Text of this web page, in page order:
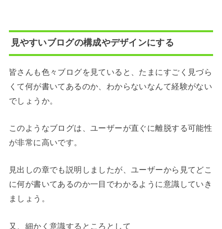
見やすいブログの構成やデザインにする
皆さんも色々ブログを見ていると、たまにすごく見づら
くて何が書いてあるのか、わからないなんて経験がない
でしょうか。
このようなブログは、ユーザーが直ぐに離脱する可能性
が非常に高いです。
見出しの章でも説明しましたが、ユーザーから見てどこ
に何が書いてあるのか一目でわかるように意識していき
ましょう。
又、細かく意識するところとして